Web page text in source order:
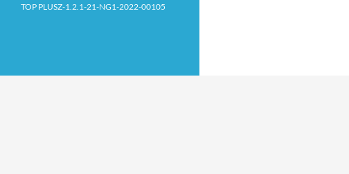
TOP PLUSZ-1.2.1-21-NG1-2022-00105